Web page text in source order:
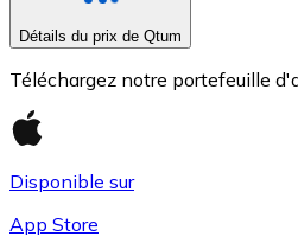
Détails du prix de Qtum
Téléchargez notre portefeuille
Disponible sur
App Store